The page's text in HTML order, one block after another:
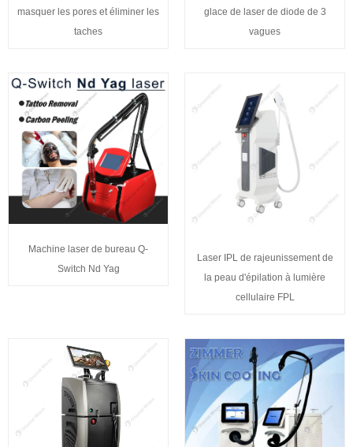
masquer les pores et éliminer les
taches
glace de laser de diode de 3
vagues
Machine laser de bureau Q-
Switch Nd Yag
Laser IPL de rajeunissement de
la peau d'épilation à lumière
cellulaire FPL